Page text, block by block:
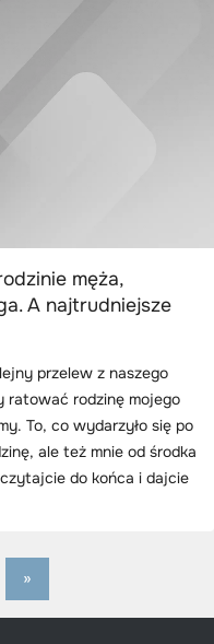
męża,
A najtrudniejsze
przelew z naszego
ratować rodzinę mojego
To, co wydarzyło się po
ale też mnie od środka
do końca i dajcie
Next
»